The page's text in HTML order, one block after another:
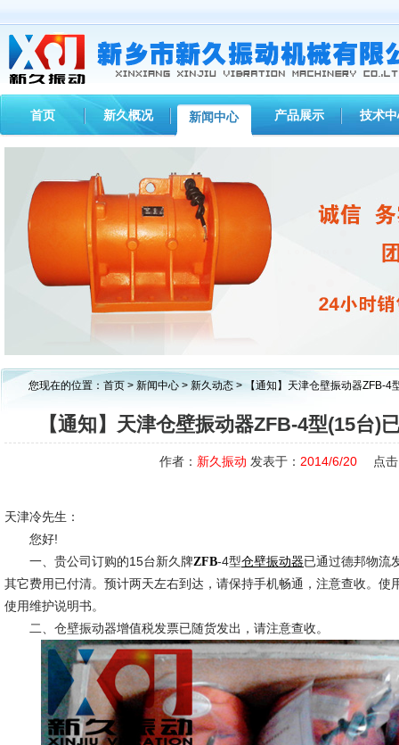
首页 新久概况 新闻中心 产品展示 技术
您现在的位置： 首页 > 新闻中心 > 新久动态 > 【通知】天津仓壁振动器ZFB-4
【通知】天津仓壁振动器ZFB-4型(15台)
作者： 新久振动 发表于： 2014/6/20 点击
天津冷先生：
您好!
一、贵公司订购的15台新久牌ZFB-4型仓壁振动器已通过德邦物流
其它费用已付清。预计两天左右到达，请保持手机畅通，注意查收。使
使用维护说明书。
二、仓壁振动器增值税发票已随货发出，请注意查收。